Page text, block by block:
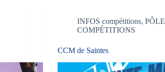
INFOS compétitions,PÔLE
COMPÉTITIONS
CCM de Saintes